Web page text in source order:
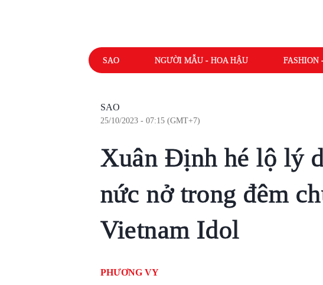
SAO NGƯỜI MẪU - HOA HẬU FASHION
SAO
25/10/2023 - 07:15 (GMT+7)
Xuân Định hé lộ lý
nức nở trong đêm
Vietnam Idol
PHƯƠNG VY